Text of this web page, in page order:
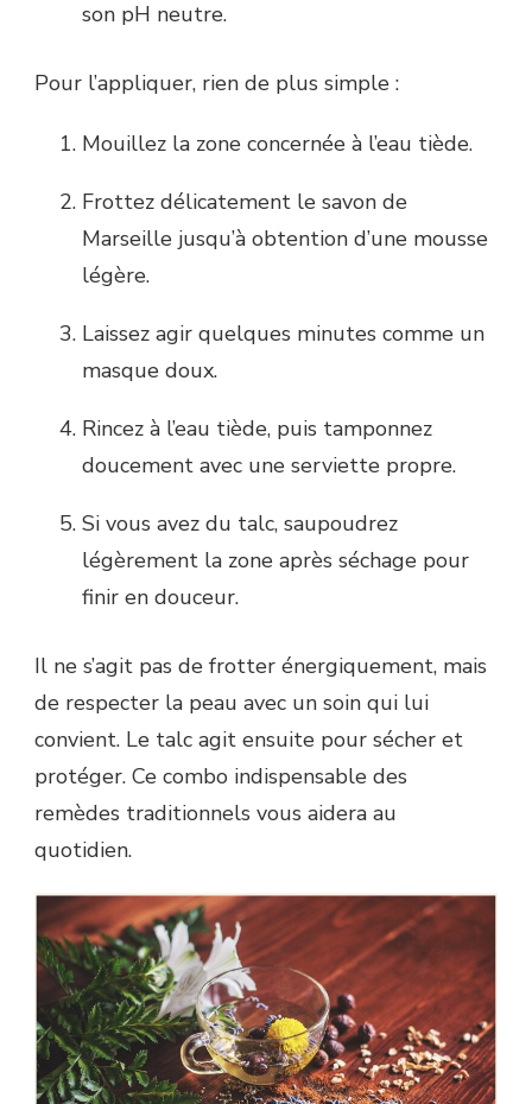
son pH neutre.
Pour l’appliquer, rien de plus simple :
Mouillez la zone concernée à l’eau tiède.
Frottez délicatement le savon de
Marseille jusqu’à obtention d’une mousse
légère.
Laissez agir quelques minutes comme un
masque doux.
Rincez à l’eau tiède, puis tamponnez
doucement avec une serviette propre.
Si vous avez du talc, saupoudrez
légèrement la zone après séchage pour
finir en douceur.
Il ne s’agit pas de frotter énergiquement, mais
de respecter la peau avec un soin qui lui
convient. Le talc agit ensuite pour sécher et
protéger. Ce combo indispensable des
remèdes traditionnels vous aidera au
quotidien.